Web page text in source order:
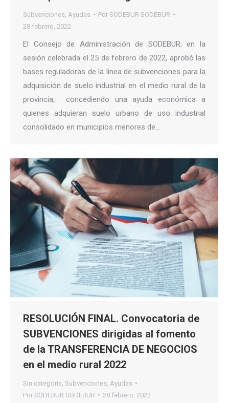
Subvenciones Ayudas Por SODEBUR SODEBUR
28 febrero, 2022
El Consejo de Administración de SODEBUR, en la
sesión celebrada el 25 de febrero de 2022, aprobó las
bases reguladoras de la línea de subvenciones para la
adquisición de suelo industrial en el medio rural de la
provincia, concediendo una ayuda económica a
quienes adquieran suelo urbano de uso industrial
consolidado en municipios menores de…
RESOLUCIÓN FINAL. Convocatoria de
SUBVENCIONES dirigidas al fomento
de la TRANSFERENCIA DE NEGOCIOS
en el medio rural 2022
Sin categoría Subvenciones Ayudas
Por SODEBUR SODEBUR 28 febrero, 2022